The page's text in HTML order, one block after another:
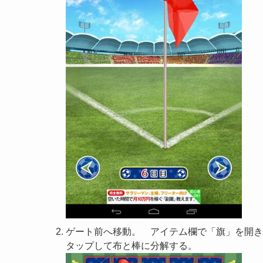
ゲート前へ移動。 アイテム欄で「旗」を開
タップして布と棒に分解する。